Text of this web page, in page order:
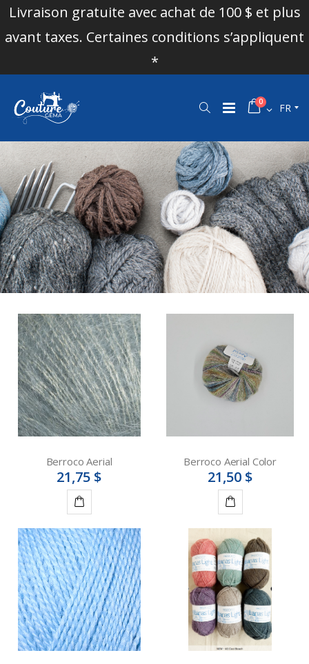
Livraison gratuite avec achat de 100 $ et plus
avant taxes. Certaines conditions s’appliquent
*
0 FR
Berroco Aerial
21,75 $
Berroco Aerial Color
21,50 $